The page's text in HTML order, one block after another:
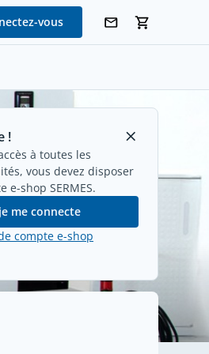
vous
!
à toutes les
vous devez disposer
e-shop SERMES.
je me connecte
compte e-shop